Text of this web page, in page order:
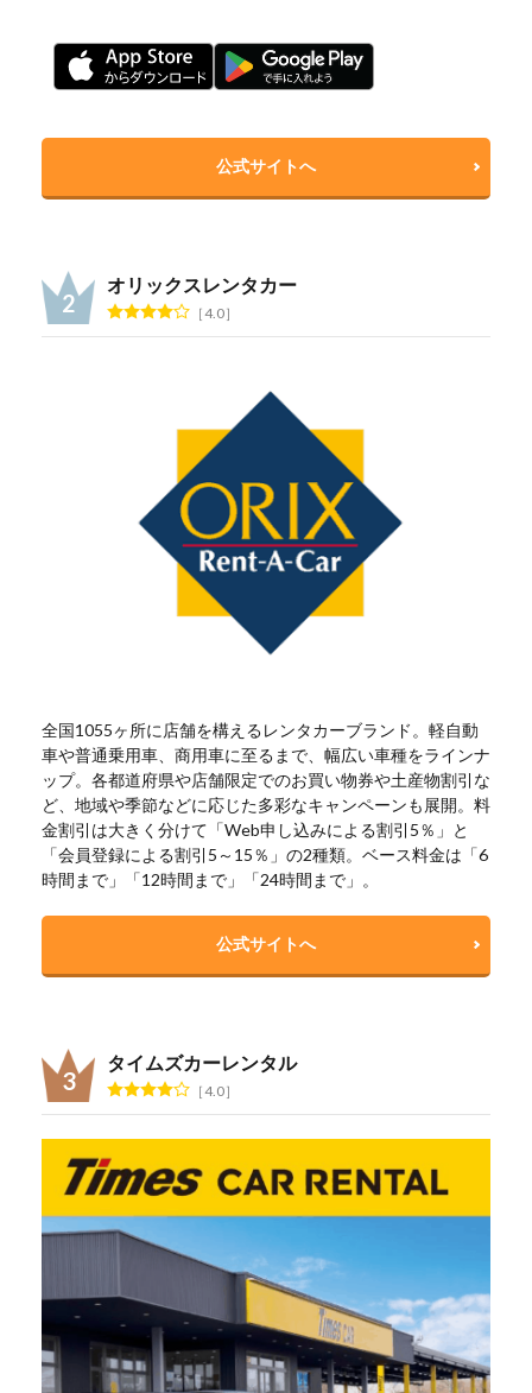
公式サイトへ
オリックスレンタカー
4.0
全国1055ヶ所に店舗を構えるレンタカーブランド。軽自動
車や普通乗用車、商用車に至るまで、幅広い車種をラインナ
ップ。各都道府県や店舗限定でのお買い物券や土産物割引な
ど、地域や季節などに応じた多彩なキャンペーンも展開。料
金割引は大きく分けて「Web申し込みによる割引5％」と
「会員登録による割引5～15％」の2種類。ベース料金は「6
時間まで」「12時間まで」「24時間まで」。
公式サイトへ
タイムズカーレンタル
4.0